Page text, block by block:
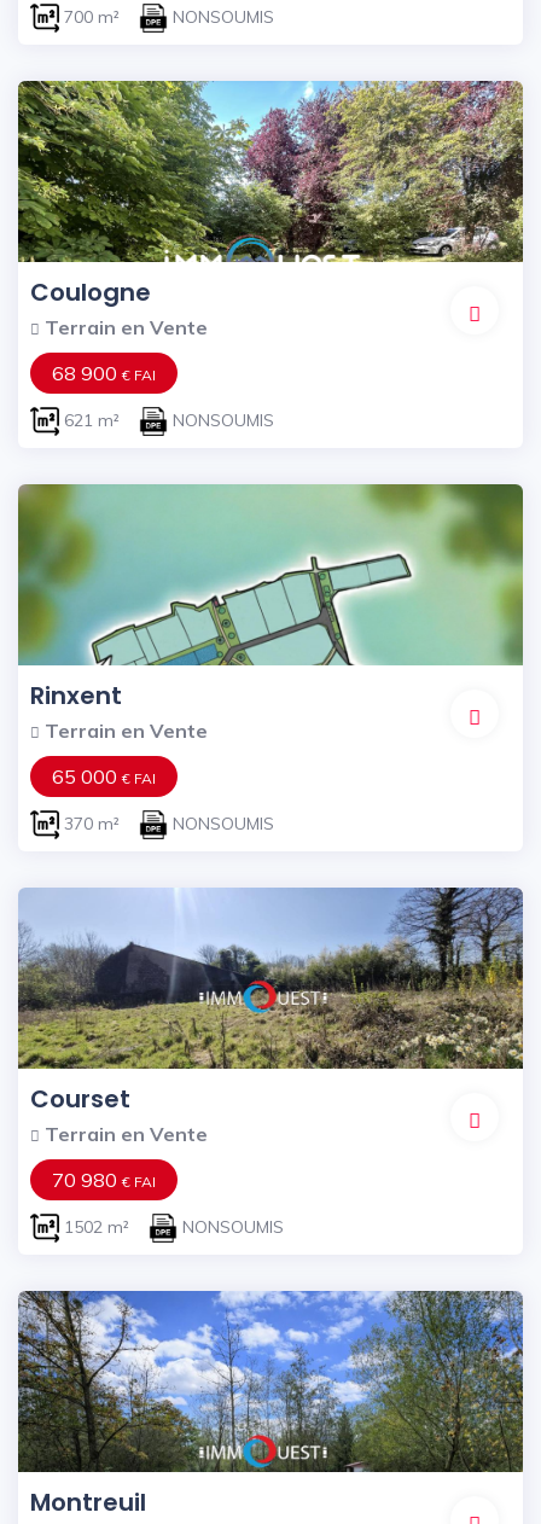
700 m² NONSOUMIS
Coulogne
Terrain en Vente
68 900€ FAI
621 m² NONSOUMIS
Rinxent
Terrain en Vente
65 000€ FAI
370 m² NONSOUMIS
Courset
Terrain en Vente
70 980€ FAI
1502 m² NONSOUMIS
Montreuil